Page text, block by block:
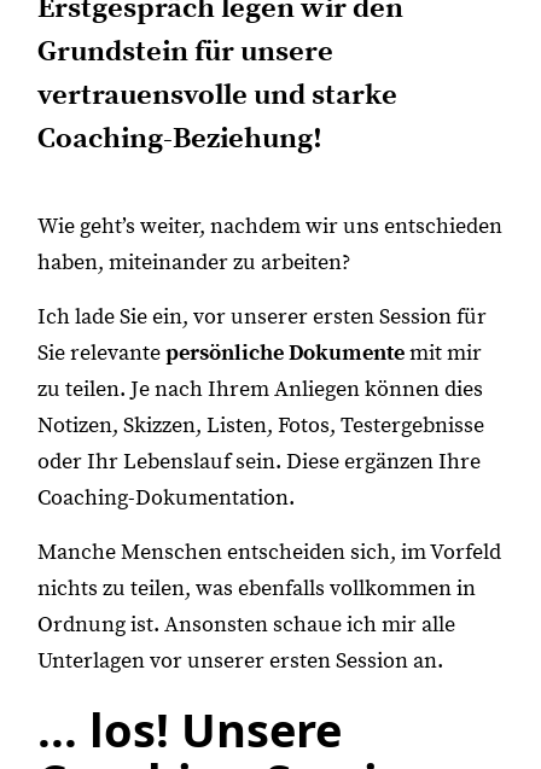
Erstgespräch legen wir den
Grundstein für unsere
vertrauensvolle und starke
Coaching-Beziehung!
Wie geht’s weiter, nachdem wir uns entschieden
haben, miteinander zu arbeiten?
Ich lade Sie ein, vor unserer ersten Session für
Sie relevantepersönliche Dokumentemit mir
zu teilen. Je nach Ihrem Anliegen können dies
Notizen, Skizzen, Listen, Fotos, Testergebnisse
oder Ihr Lebenslauf sein. Diese ergänzen Ihre
Coaching-Dokumentation.
Manche Menschen entscheiden sich, im Vorfeld
nichts zu teilen, was ebenfalls vollkommen in
Ordnung ist. Ansonsten schaue ich mir alle
Unterlagen vor unserer ersten Session an.
... los! Unsere